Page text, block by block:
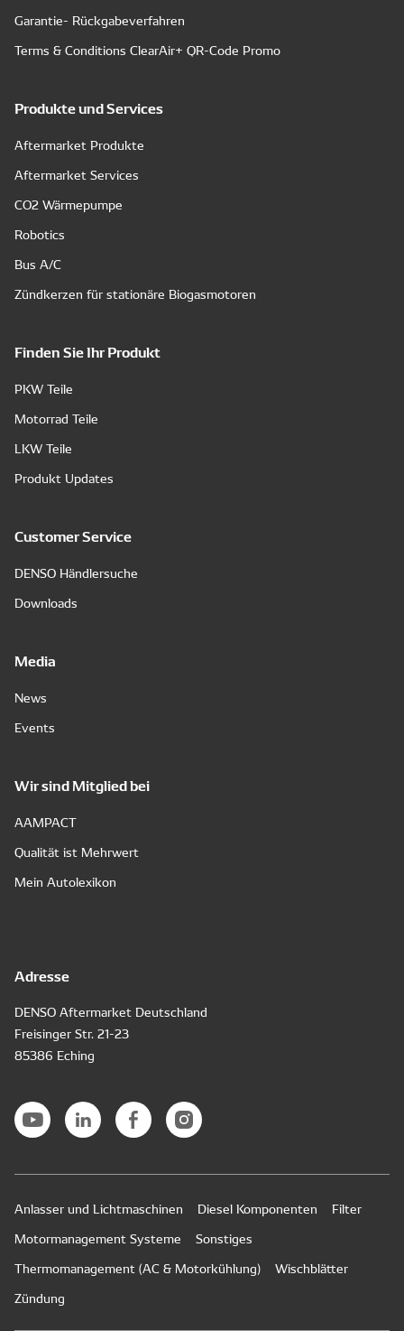
Garantie- Rückgabeverfahren
Terms & Conditions ClearAir+ QR-Code Promo
Produkte und Services
Aftermarket Produkte
Aftermarket Services
CO2 Wärmepumpe
Robotics
Bus A/C
Zündkerzen für stationäre Biogasmotoren
Finden Sie Ihr Produkt
PKW Teile
Motorrad Teile
LKW Teile
Produkt Updates
Customer Service
DENSO Händlersuche
Downloads
Media
News
Events
Wir sind Mitglied bei
AAMPACT
Qualität ist Mehrwert
Mein Autolexikon
Adresse
DENSO Aftermarket Deutschland
Freisinger Str. 21-23
85386 Eching
Anlasser und Lichtmaschinen Diesel Komponenten
Filter
Motormanagement Systeme
Sonstiges
Thermomanagement (AC & Motorkühlung)
Wischblätter
Zündung